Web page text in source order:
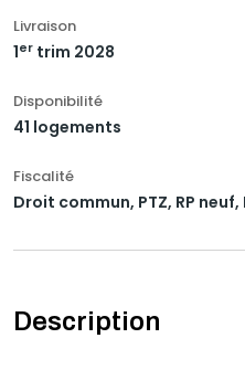
Livraison
1er trim 2028
Disponibilité
41 logements
Fiscalité
Droit commun, PTZ, RP
Description